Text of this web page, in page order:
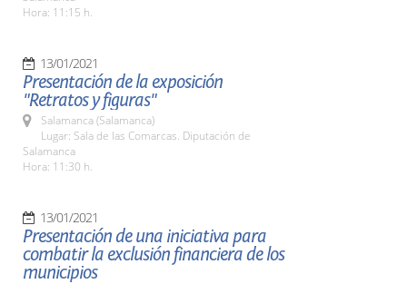
Hora: 11:15 h.
13/01/2021
Presentación de la exposición
"Retratos y figuras"
Salamanca (Salamanca)
Lugar: Sala de las Comarcas. Diputación de
Salamanca
Hora: 11:30 h.
13/01/2021
Presentación de una iniciativa para
combatir la exclusión financiera de los
municipios